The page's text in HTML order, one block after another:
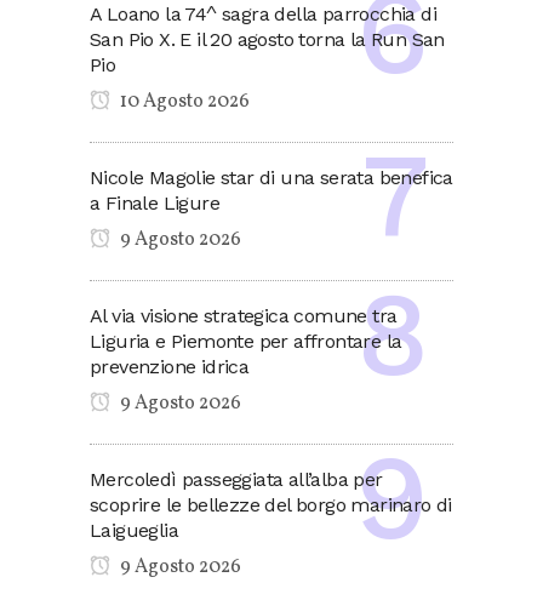
A Loano la 74^ sagra della parrocchia di
San Pio X. E il 20 agosto torna la Run San
Pio
10 Agosto 2026
Nicole Magolie star di una serata benefica
a Finale Ligure
9 Agosto 2026
Al via visione strategica comune tra
Liguria e Piemonte per affrontare la
prevenzione idrica
9 Agosto 2026
Mercoledì passeggiata all’alba per
scoprire le bellezze del borgo marinaro di
Laigueglia
9 Agosto 2026